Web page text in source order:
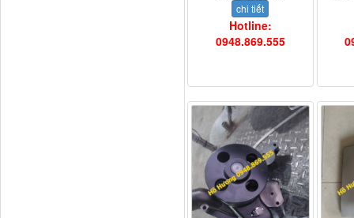
chi tiết
Hotline:
0948.869.555